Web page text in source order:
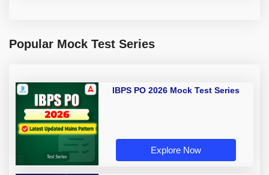
Popular Mock Test Series
IBPS PO 2026 Mock Test Series
Explore Now